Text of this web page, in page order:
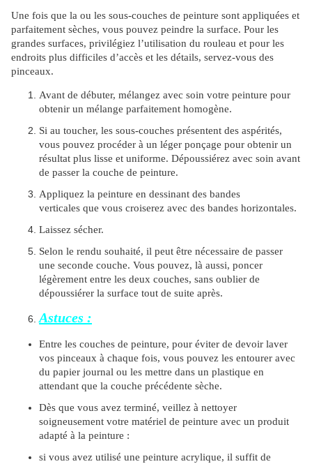
Une fois que la ou les sous-couches de peinture sont appliquées et
parfaitement sèches, vous pouvez peindre la surface. Pour les
grandes surfaces, privilégiez l’utilisation du rouleau et pour les
endroits plus difficiles d’accès et les détails, servez-vous des
pinceaux.
Avant de débuter, mélangez avec soin votre peinture pour
obtenir un mélange parfaitement homogène.
Si au toucher, les sous-couches présentent des aspérités,
vous pouvez procéder à un léger ponçage pour obtenir un
résultat plus lisse et uniforme. Dépoussiérez avec soin avant
de passer la couche de peinture.
Appliquez la peinture en dessinant des bandes
verticales que vous croiserez avec des bandes horizontales.
Laissez sécher.
Selon le rendu souhaité, il peut être nécessaire de passer
une seconde couche. Vous pouvez, là aussi, poncer
légèrement entre les deux couches, sans oublier de
dépoussiérer la surface tout de suite après.
Astuces :
Entre les couches de peinture, pour éviter de devoir laver
vos pinceaux à chaque fois, vous pouvez les entourer avec
du papier journal ou les mettre dans un plastique en
attendant que la couche précédente sèche.
Dès que vous avez terminé, veillez à nettoyer
soigneusement votre matériel de peinture avec un produit
adapté à la peinture :
si vous avez utilisé une peinture acrylique, il suffit de